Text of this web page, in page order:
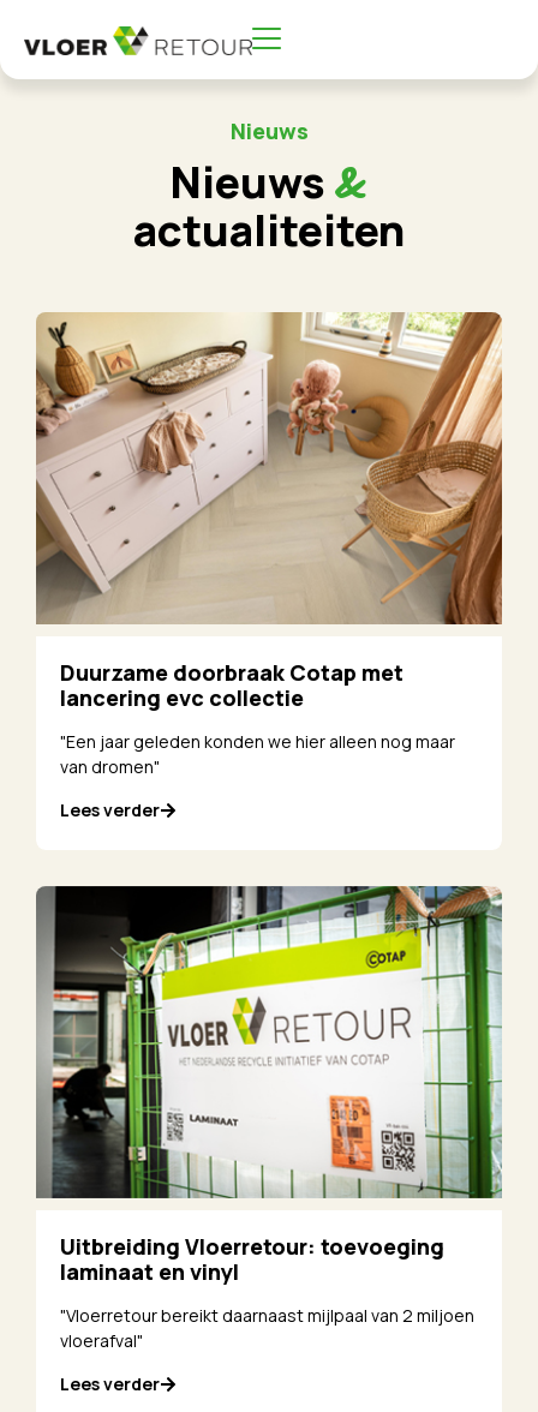
Nieuws
Nieuws&
actualiteiten
Duurzame doorbraak Cotap met
lancering evc collectie
"Een jaar geleden konden we hier alleen nog maar
van dromen"
Lees verder
Uitbreiding Vloerretour: toevoeging
laminaat en vinyl
"Vloerretour bereikt daarnaast mijlpaal van 2 miljoen
vloerafval"
Lees verder